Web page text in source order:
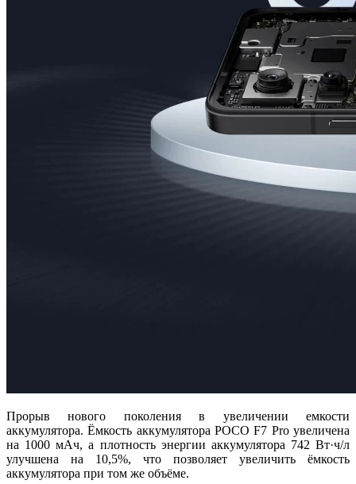
Прорыв нового поколения в увеличении емкости
аккумулятора. Ёмкость аккумулятора POCO F7 Pro увеличена
на 1000 мАч, а плотность энергии аккумулятора 742 Вт·ч/л
улучшена на 10,5%, что позволяет увеличить ёмкость
аккумулятора при том же объёме.